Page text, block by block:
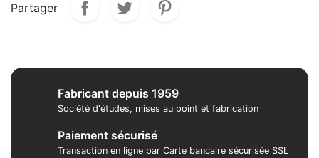
Partager
Fabricant depuis 1959
Société d'études, mises au point et fabrication
Paiement sécurisé
Transaction en ligne par Carte bancaire sécurisée SSL